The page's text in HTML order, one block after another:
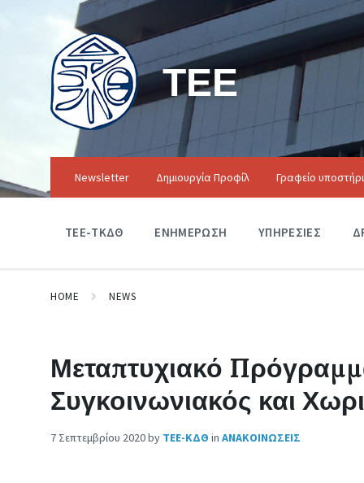
ΤΕΕ
Newsletter Δημιουργία Προφίλ Γραφείο
ΤΕΕ-ΤΚΔΘ ΕΝΗΜΕΡΩΣΗ ΥΠΗΡΕΣΙΕΣ
HOME NEWS
Μεταπτυχιακό
Συγκοινωνιακός και
7 Σεπτεμβρίου 2020by ΤΕΕ-ΚΔΘ in ΑΝΑΚΟΙΝΩΣΕΙΣ